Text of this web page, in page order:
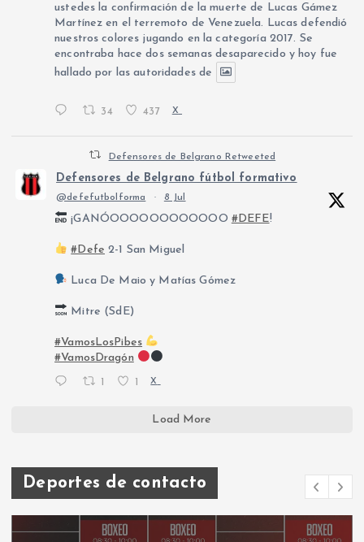
ustedes la confirmación de la muerte de Lucas Gámez
Martínez en el terremoto de Venezuela. Lucas defendió
nuestros colores jugando en la categoría 2017. Se
encontraba hace dos semanas desaparecido y hoy fue
hallado por las autoridades de
34 437 X
Defensores de Belgrano Retweeted
Defensores de Belgrano fútbol formativo
@defefutbolforma · 8 Jul
¡GANÓOOOOOOOOOOOO #DEFE!
#Defe 2-1 San Miguel
Luca De Maio y Matías Gómez
Mitre (SdE)
#VamosLosPibes
#VamosDragón
1 1 X
Load More
Deportes de contacto